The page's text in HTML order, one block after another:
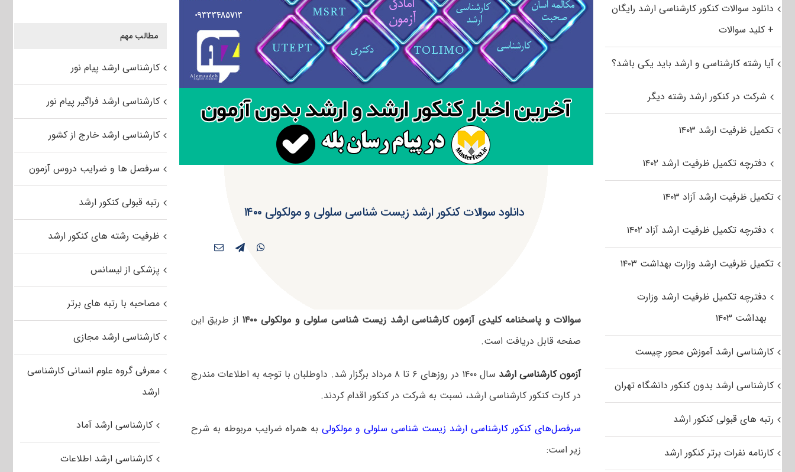
دانلود سوالات کنکور ارشد زیست شناسی سلولی و مولکولی ۱۴۰۰
سوالات و پاسخنامه کلیدی آزمون کارشناسی ارشد زیست شناسی سلولی و مولکولی ۱۴۰۰
از طریق این
صفحه قابل دریافت است.
آزمون کارشناسی ارشد
سال ۱۴۰۰ در روزهای ۶ تا ۸ مرداد برگزار شد. داوطلبان با توجه به اطلاعات مندرج
در کارت کنکور کارشناسی ارشد، نسبت به شرکت در کنکور اقدام کردند.
سرفصل‌های کنکور کارشناسی ارشد زیست شناسی سلولی و مولکولی به همراه ضرایب مربوطه به شرح
زیر است:
مطالب مهم
کارشناسی ارشد پیام نور
کارشناسی ارشد فراگیر پیام نور
کارشناسی ارشد خارج از کشور
سرفصل ها و ضرایب دروس آزمون
رتبه قبولی کنکور ارشد
ظرفیت رشته های کنکور ارشد
پزشکی از لیسانس
مصاحبه با رتبه های برتر
کارشناسی ارشد مجازی
معرفی گروه علوم انسانی کارشناسی
ارشد
کارشناسی ارشد آماد
کارشناسی ارشد اطلاعات
دانلود سوالات کنکور کارشناسی ارشد رایگان
+ کلید سوالات
آیا رشته کارشناسی و ارشد باید یکی باشد؟
شرکت در کنکور ارشد رشته دیگر
تکمیل ظرفیت ارشد ۱۴۰۳
دفترچه تکمیل ظرفیت ارشد ۱۴۰۲
تکمیل ظرفیت ارشد آزاد ۱۴۰۳
دفترچه تکمیل ظرفیت ارشد آزاد ۱۴۰۲
تکمیل ظرفیت ارشد وزارت بهداشت ۱۴۰۳
دفترچه تکمیل ظرفیت ارشد وزارت
بهداشت ۱۴۰۳
کارشناسی ارشد آموزش محور چیست
کارشناسی ارشد بدون کنکور دانشگاه تهران
رتبه های قبولی کنکور ارشد
کارنامه نفرات برتر کنکور ارشد